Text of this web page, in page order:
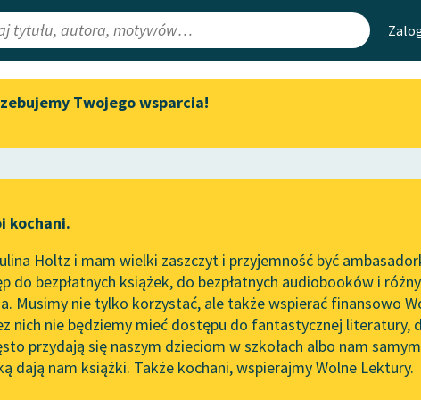
Lektury
redakcyjne
Aktualności
Spotkanie z Katarzyną Tunkiel
do słuchania na Wolnych
Lekturach
Nowy audiobook – „Marzenie
o Oriencie” Sophie Elkan
Kolekcja Nadwyraz.com x
Wolne Lektury – idealna na
Mapa Wolnych
Leśmianator
API
OAI-PMH
Widget Wolnych
Twojego wsparcia!
kochani.
Holtz i mam wielki zaszczyt i przyjemność być
do bezpłatnych książek, do bezpłatnych audiobooków i
Musimy nie tylko korzystać, ale także wspierać finansowo
nich nie będziemy mieć dostępu do fantastycznej literatury,
przydają się naszym dzieciom w szkołach albo nam
dają nam książki. Także kochani, wspierajmy Wolne Lektury.
panu w pisaniu książek?
Czy pana dzieci pomagają